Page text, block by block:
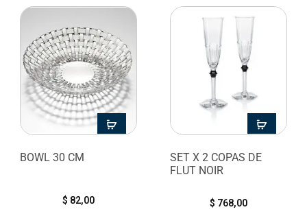
BOWL 30 CM
$ 82,00
SET X 2 COPAS DE
FLUT NOIR
$ 768,00